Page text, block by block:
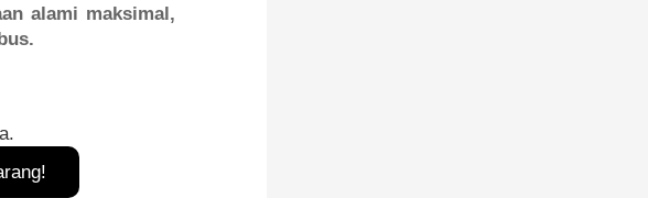
alami maksimal,